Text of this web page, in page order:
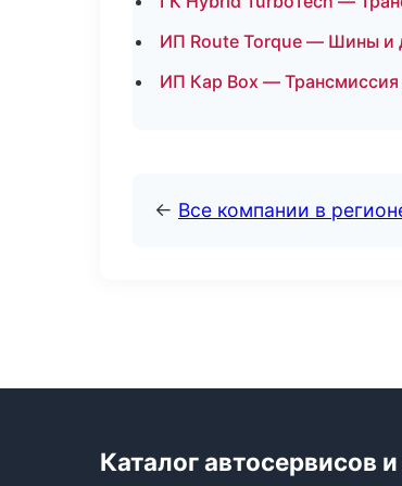
ИП Route Torque — Шины и
ИП Кар Box — Трансмиссия
← Все компании в
Каталог автосервисов